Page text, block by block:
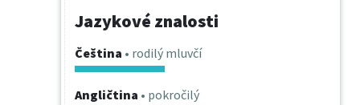
Jazykové znalosti
Čeština • rodilý mluvčí
Angličtina • pokročilý